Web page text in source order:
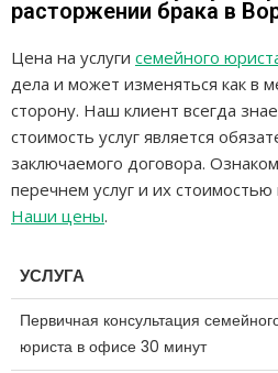
расторжении брака в
Цена на услуги семейного
дела и может изменяться как в
сторону. Наш клиент всегда
стоимость услуг является
заключаемого договора.
перечнем услуг и их
Наши цены.
УСЛУГА
Первичная консультация
юриста в офисе 30 минут